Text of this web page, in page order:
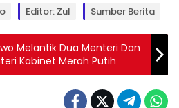
Editor: Zul Sumber Berita
Melantik Dua Menteri Dan
Kabinet Merah Putih